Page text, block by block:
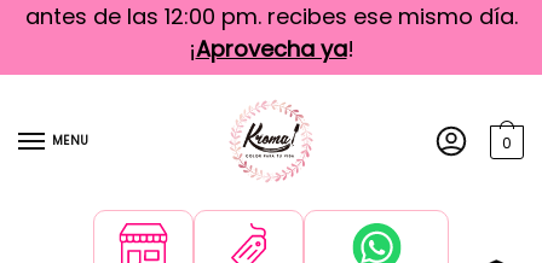
antes de las 12:00 pm. recibes ese mismo día.
¡Aprovecha ya!
MENU 0